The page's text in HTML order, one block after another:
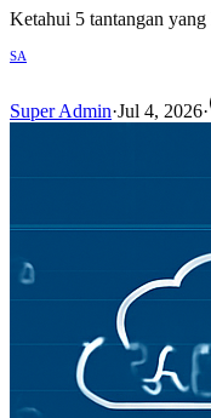
Ketahui 5 tantangan
SA
Super Admin·Jul 4, 2026·